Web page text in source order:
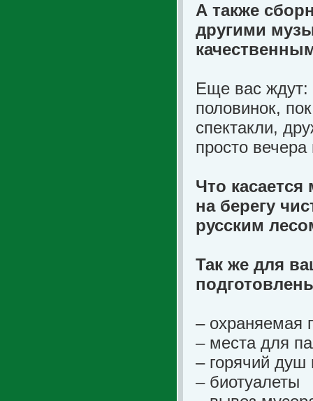
А также
другими
Еще вас ждут:
половинок,
спектакли,
просто
Что касается
на берегу
русским
Так же для
– охраняемая
– места для
– горячий
– биотуалеты